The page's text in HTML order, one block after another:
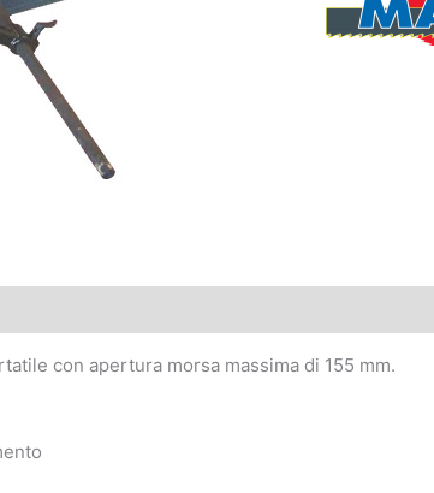
con apertura morsa massima di 155 mm.